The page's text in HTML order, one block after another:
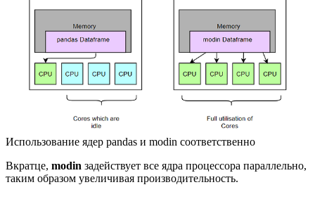
Использование ядер pandas и modin соответственно
Вкратце, modin задействует все ядра процессора параллельно,
таким образом увеличивая производительность.